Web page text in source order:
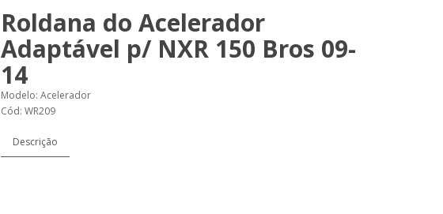
Roldana do Acelerador
Adaptável p/ NXR 150 Bros 09-
14
Modelo: Acelerador
Cód: WR209
Descrição